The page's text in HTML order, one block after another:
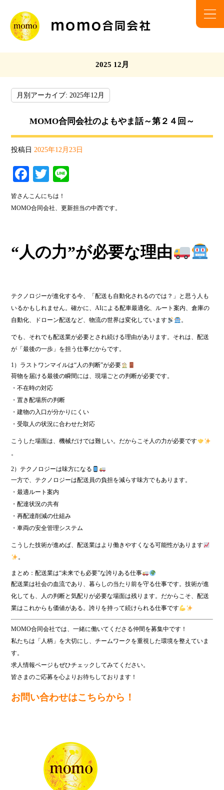
2025 12月
月別アーカイブ:2025年12月
MOMO合同会社のよもやま話～第２４回～
投稿日 2025年12月23日
Fa
ce
bo
T
wi
tte
皆さんこんにちは！
MOMO合同会社、更新担当の中西です。
“人の力”が必要な理由
テクノロジーが進化する今、「配送も自動化されるのでは？」と思う人も
いるかもしれません。確かに、AIによる配車最適化、ルート案内、倉庫の
自動化、ドローン配送など、物流の世界は変化しています
。
でも、それでも配送業が必要とされ続ける理由があります。それは、配送
が「最後の一歩」を担う仕事だからです。
1）ラストワンマイルは“人の判断”が必要
荷物を届ける最後の瞬間には、現場ごとの判断が必要です。
・不在時の対応
・置き配場所の判断
・建物の入口が分かりにくい
・受取人の状況に合わせた対応
こうした場面は、機械だけでは難しい。だからこそ人の力が必要です
。
2）テクノロジーは味方になる
一方で、テクノロジーは配送員の負担を減らす味方でもあります。
・最適ルート案内
・配達状況の共有
・再配達削減の仕組み
・車両の安全管理システム
こうした技術が進めば、配送業はより働きやすくなる可能性があります
。
まとめ：配送業は“未来でも必要”な誇りある仕事
配送業は社会の血流であり、暮らしの当たり前を守る仕事です。技術が進
化しても、人の判断と気配りが必要な場面は残ります。だからこそ、配送
業はこれからも価値がある。誇りを持って続けられる仕事です
MOMO合同会社では、一緒に働いてくださる仲間を募集中です！
私たちは「人柄」を大切にし、チームワークを重視した環境を整えていま
す。
求人情報ページもぜひチェックしてみてください。
皆さまのご応募を心よりお待ちしております！
お問い合わせはこちらから！